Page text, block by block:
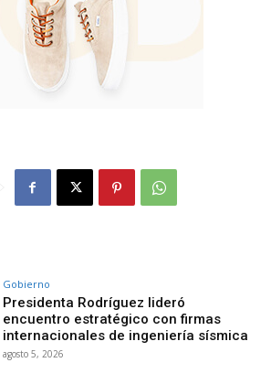
Gobierno
Presidenta Rodríguez lideró
encuentro estratégico con firmas
internacionales de ingeniería sísmica
agosto 5, 2026